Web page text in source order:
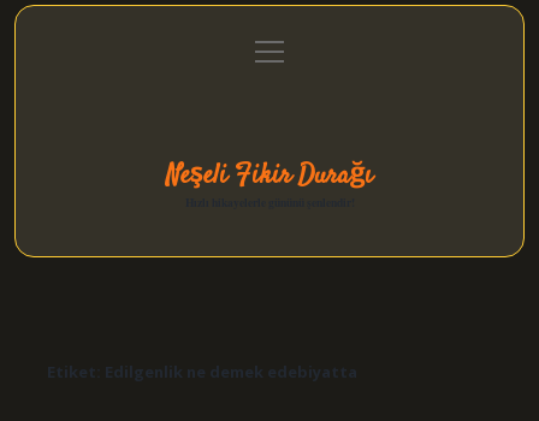
Gizlilik Politikası
menüyü
aç
Neşeli Fikir Durağı
Etiket: Edilgenlik ne demek edebiyatta